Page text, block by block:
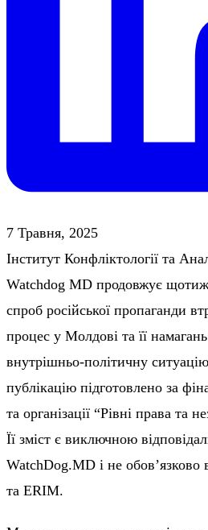
7 Травня, 2025
Інститут Конфліктології та
Watchdog MD продовжує
спроб російської пропаганди
процес у Молдові та її
внутрішньо-політичну
публікацію підготовлено за
та організації “Рівні права та
Її зміст є виключною
WatchDog.MD і не обов’язково
та ERIM.